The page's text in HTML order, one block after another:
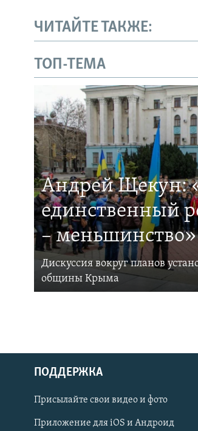
Українською
Qırımtatar
ЧИТАЙТЕ ТАКЖЕ:
ТОП-ТЕМА
Андрей Щекун:
единственный
– меньшинство»
Дискуссия вокруг планов
общины Крыма
ПОДДЕРЖКА
Присылайте свои видео и фото
Приложение для iOS и Андроид